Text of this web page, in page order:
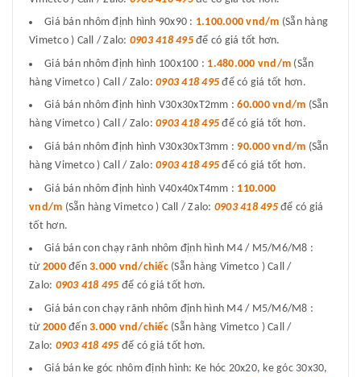
Giá bán nhôm định hình 90x90 : 1.100.000 vnd/m (Sẵn hàng
Vimetco ) Call / Zalo: 0903 418 495để có giá tốt hơn.
Giá bán nhôm định hình 100x100 : 1.480.000 vnd/m (Sẵn
hàng Vimetco ) Call / Zalo: 0903 418 495 để có giá tốt hơn.
Giá bán nhôm định hình V30x30xT2mm :60.000 vnd/m (Sẵn
hàng Vimetco ) Call / Zalo: 0903 418 495 để có giá tốt hơn.
Giá bán nhôm định hình V30x30xT3mm :90.000 vnd/m (Sẵn
hàng Vimetco ) Call / Zalo: 0903 418 495 để có giá tốt hơn.
Giá bán nhôm định hình V40x40xT4mm : 110.000
vnd/m (Sẵn hàng Vimetco ) Call / Zalo: 0903 418 495để có giá
tốt hơn.
Giá bán con chạy rãnh nhôm định hình M4 / M5/M6/M8 :
từ 2000đến 3.000 vnd/chiếc(Sẵn hàng Vimetco ) Call /
Zalo: 0903 418 495 để có giá tốt hơn.
Giá bán con chạy rãnh nhôm định hình M4 / M5/M6/M8 :
từ 2000đến 3.000 vnd/chiếc(Sẵn hàng Vimetco ) Call /
Zalo: 0903 418 495 để có giá tốt hơn.
Giá bán ke góc nhôm định hình: Ke hóc 20x20, ke góc 30x30,